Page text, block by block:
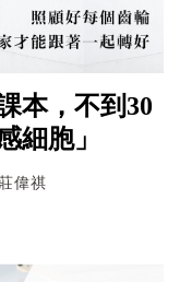
本，不到30
細胞」
偉祺